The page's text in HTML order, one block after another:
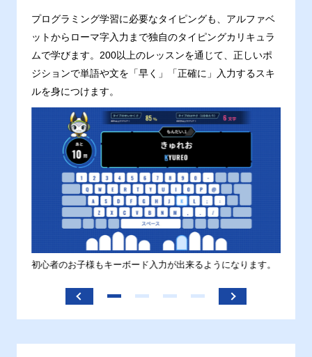
プログラミング学習に必要なタイピングも、アルファベ
ットからローマ字入力まで独自のタイピングカリキュラ
ムで学びます。200以上のレッスンを通じて、正しいポ
ジションで単語や文を「早く」「正確に」入力するスキ
ルを身につけます。
初心者のお子様もキーボード入力が出来るようになります。